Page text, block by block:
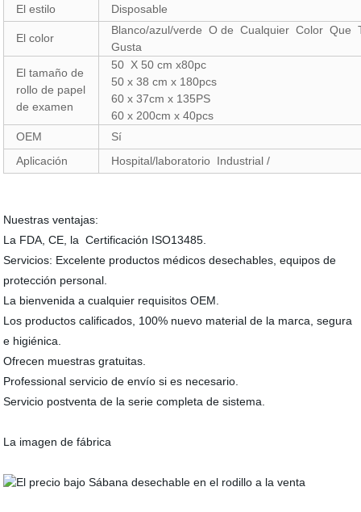
El estilo Disposable
El color
Blanco/azul/verde O de Cualquier Color Que
Gusta
El tamaño de
rollo de papel
de examen
50 X 50 cm x80pc
50 x 38 cm x 180pcs
60 x 37cm x 135PS
60 x 200cm x 40pcs
OEM
Sí
Aplicación
Hospital/laboratorio Industrial /
Nuestras ventajas:
La FDA, CE, la Certificación ISO13485.
Servicios: Excelente productos médicos desechables, equipos de
protección personal.
La bienvenida a cualquier requisitos OEM.
Los productos calificados, 100% nuevo material de la marca, segura
e higiénica.
Ofrecen muestras gratuitas.
Professional servicio de envío si es necesario.
Servicio postventa de la serie completa de sistema.
La imagen de fábrica